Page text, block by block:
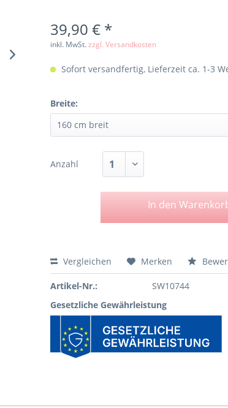
39,90 € *
inkl. MwSt.zzgl. Versandkosten
Sofort versandfertig, Lieferzeit ca. 1-3
Breite:
Anzahl
In den
Vergleichen Merken
Artikel-Nr.:
SW10744
Gesetzliche Gewährleistung